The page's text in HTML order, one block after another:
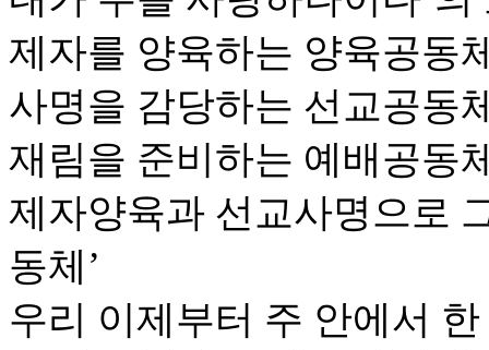
제자를 양육하는 양육공동
사명을 감당하는 선교공동
재림을 준비하는 예배공동
제자양육과 선교사명으로
동체’
우리 이제부터 주 안에서